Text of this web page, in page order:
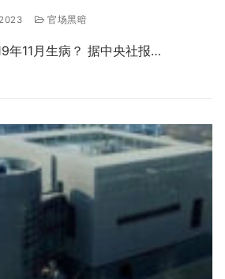
官场黑暗
年11月生病？ 据中央社报…